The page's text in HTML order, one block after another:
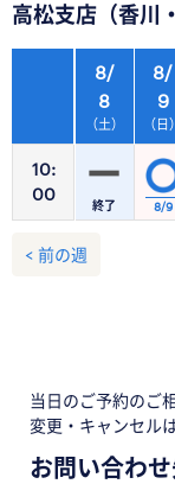
高松支店（香川
10:
00
8/
8
（土）
8/
9
（日）
終了 8/9
< 前の週
当日のご予約のご
変更・キャンセル
お問い合わせ